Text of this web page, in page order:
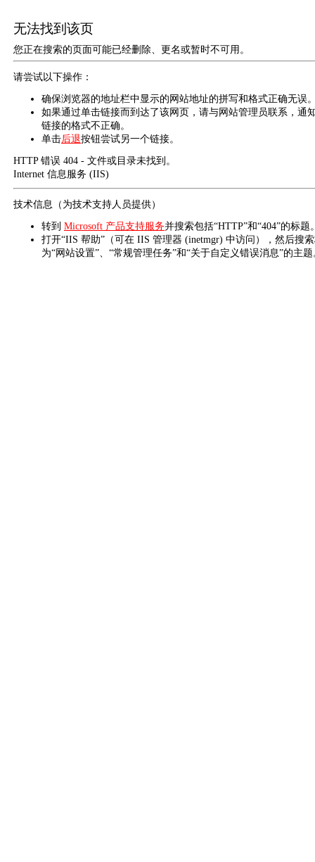
无法找到该页
您正在搜索的页面可能已经删除、更名或暂时不可用。
请尝试以下操作：
确保浏览器的地址栏中显示的网站地址的拼写和格式正确无误
如果通过单击链接而到达了该网页，请与网站管理员联系，通
链接的格式不正确。
单击后退按钮尝试另一个链接。
HTTP 错误 404 - 文件或目录未找到。
Internet 信息服务 (IIS)
技术信息（为技术支持人员提供）
转到 Microsoft 产品支持服务并搜索包括“HTTP”和“404”的标题
打开“IIS 帮助”（可在 IIS 管理器 (inetmgr) 中访问），然后搜
为“网站设置”、“常规管理任务”和“关于自定义错误消息”的主题